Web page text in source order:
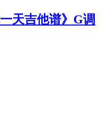
天吉他谱》G调